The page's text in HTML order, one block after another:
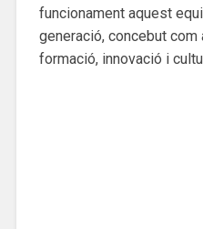
funcionament aquest
generació, concebut
formació, innovació i